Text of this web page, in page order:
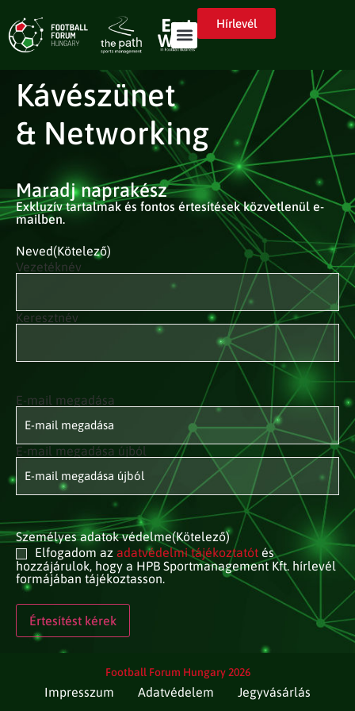
Hírlevél
Kávészünet
& Networking
Maradj naprakész
Exkluzív tartalmak és fontos értesítések közvetlenül e-
mailben.
Neved(Kötelező)
Vezetéknév
Keresztnév
E-mail
címed(Kötelező)
E-mail megadása
E-mail megadása újból
Személyes adatok védelme(Kötelező)
Elfogadom az adatvédelmi tájékoztatót és
hozzájárulok, hogy a HPB Sportmanagement Kft. hírlevél
formájában tájékoztasson.
Football Forum Hungary 2026
Impresszum Adatvédelem Jegyvásárlás